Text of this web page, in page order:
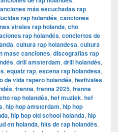
más escuchadas rap
rap holandés, canciones
virales rap holanda, cho
rap holandés, conciertos de
, cultura rap holandesa, cultura
mase canciones, discografías rap
, drill amsterdam, drill holandés,
, equalz rap, escena rap holandesa,
de vida rapero holandés, festivales
, frenna, frenna 2025, frenna
rap holandés, hef muziek, hef
, hip hop amsterdam, hip hop
, hip hop old school holanda, hip
en holanda, hits de rap holandés,